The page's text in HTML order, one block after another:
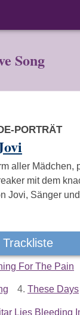
Song
PORTRÄT
aller Mädchen,
mit dem
Jovi, Sänger
Trackliste
For The Pain
4. These Days
Lies Bleeding